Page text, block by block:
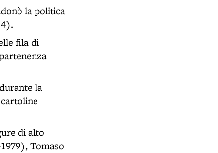
la politica
fila di
la
di alto
Tomaso